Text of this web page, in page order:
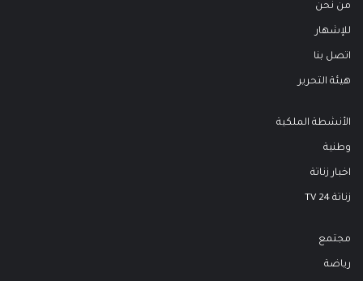
من نحن
للإشهار
اتصل بنا
هيئة التحرير
الأنشطة الملكية
وطنية
اخبار زناتة
زناتة 24 TV
مجتمع
رياضة